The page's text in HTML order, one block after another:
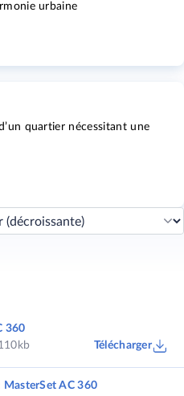
urbaine
quartier nécessitant une
360
Télécharger
MasterSet AC 360